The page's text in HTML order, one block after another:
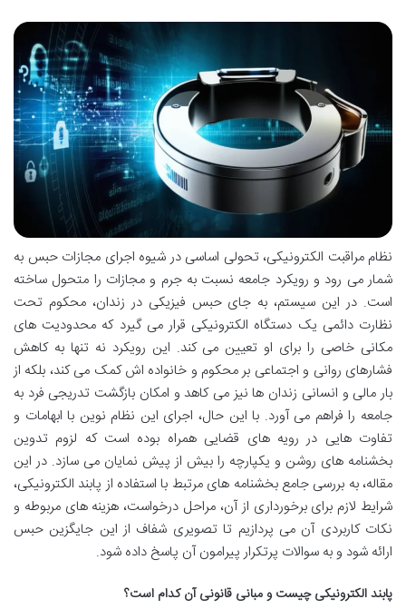
نظام مراقبت الکترونیکی، تحولی اساسی در شیوه اجرای مجازات حبس به
شمار می رود و رویکرد جامعه نسبت به جرم و مجازات را متحول ساخته
است. در این سیستم، به جای حبس فیزیکی در زندان، محکوم تحت
نظارت دائمی یک دستگاه الکترونیکی قرار می گیرد که محدودیت های
مکانی خاصی را برای او تعیین می کند. این رویکرد نه تنها به کاهش
فشارهای روانی و اجتماعی بر محکوم و خانواده اش کمک می کند، بلکه از
بار مالی و انسانی زندان ها نیز می کاهد و امکان بازگشت تدریجی فرد به
جامعه را فراهم می آورد. با این حال، اجرای این نظام نوین با ابهامات و
تفاوت هایی در رویه های قضایی همراه بوده است که لزوم تدوین
بخشنامه های روشن و یکپارچه را بیش از پیش نمایان می سازد. در این
مقاله، به بررسی جامع بخشنامه های مرتبط با استفاده از پابند الکترونیکی،
شرایط لازم برای برخورداری از آن، مراحل درخواست، هزینه های مربوطه و
نکات کاربردی آن می پردازیم تا تصویری شفاف از این جایگزین حبس
ارائه شود و به سوالات پرتکرار پیرامون آن پاسخ داده شود.
پابند الکترونیکی چیست و مبانی قانونی آن کدام است؟